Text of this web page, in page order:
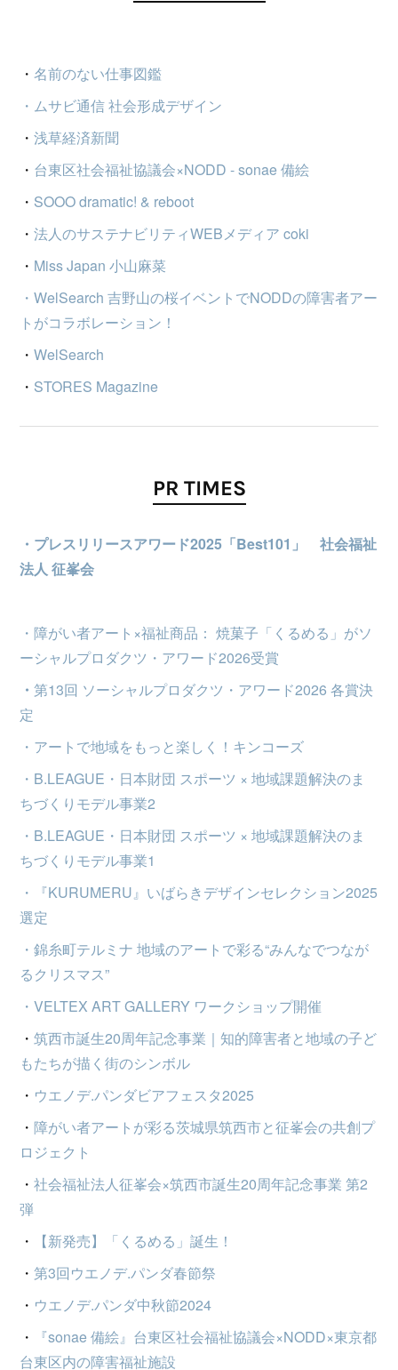
・名前のない仕事図鑑
・ムサビ通信 社会形成デザイン
・浅草経済新聞
・ 台東区社会福祉協議会×NODD - sonae 備絵
・ SOOO dramatic! & reboot
・法人のサステナビリティWEBメディア coki
・ Miss Japan 小山麻菜
・WelSearch 吉野山の桜イベントでNODDの障害者アー
トがコラボレーション！
・WelSearch
・ STORES Magazine
PR TIMES
・プレスリリースアワード2025「Best101」
社会福祉
法人 征峯会
・障がい者アート×福祉商品： 焼菓子「くるめる」がソ
ーシャルプロダクツ・アワード2026受賞
・第13回 ソーシャルプロダクツ・アワード2026 各賞決
定
・アートで地域をもっと楽しく！キンコーズ
・B.LEAGUE・日本財団 スポーツ × 地域課題解決のま
ちづくりモデル事業2
・B.LEAGUE・日本財団 スポーツ × 地域課題解決のま
ちづくりモデル事業1
・『KURUMERU』いばらきデザインセレクション2025
選定
・錦糸町テルミナ 地域のアートで彩る“みんなでつなが
るクリスマス”
・VELTEX ART GALLERY ワークショップ開催
・筑西市誕生20周年記念事業｜知的障害者と地域の子ど
もたちが描く街のシンボル
・ ウエノデ.パンダビアフェスタ2025
・障がい者アートが彩る茨城県筑西市と征峯会の共創プ
ロジェクト
・社会福祉法人征峯会×筑西市誕生20周年記念事業 第2
弾
・
【新発売】「くるめる」誕生！
・第3回ウエノデ.パンダ春節祭
・ ウエノデ.パンダ中秋節2024
・
『sonae 備絵』台東区社会福祉協議会×NODD×東京都
台東区内の障害福祉施設